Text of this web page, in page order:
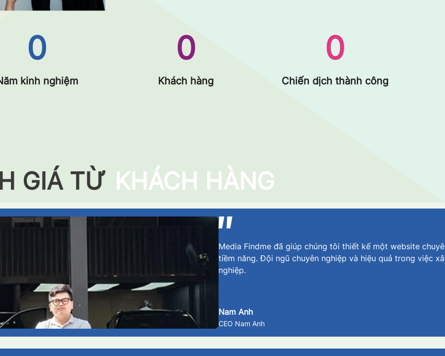
0
kinh nghiệm
0
Khách hàng
0
Chiến dịch thành công
GIÁ TỪ KHÁCH HÀNG
Media Findme đã giúp chúng tôi thiết kế một website
tiềm năng. Đội ngũ chuyên nghiệp và hiệu quả trong việc
nghiệp.
Nam Anh
CEO Nam Anh